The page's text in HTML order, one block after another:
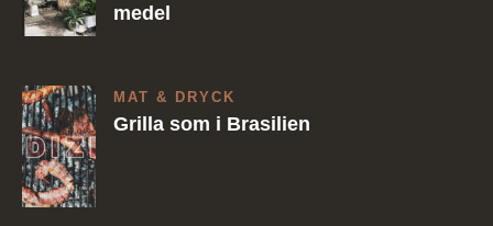
medel
MAT & DRYCK
Grilla som i Brasilien